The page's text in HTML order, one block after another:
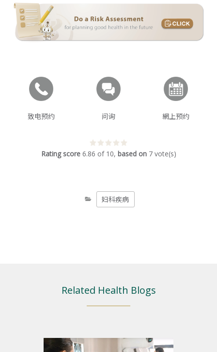
致电预约 问询 網上预约
Rating score 6.86 of 10, based on 7 vote(s)
妇科疾病
Related Health Blogs